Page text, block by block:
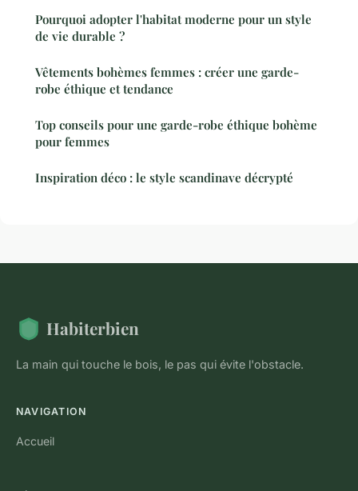
Pourquoi adopter l'habitat moderne pour un style
de vie durable ?
Vêtements bohèmes femmes : créer une garde-
robe éthique et tendance
Top conseils pour une garde-robe éthique bohème
pour femmes
Inspiration déco : le style scandinave décrypté
Habiterbien
La main qui touche le bois, le pas qui évite l'obstacle.
NAVIGATION
Accueil